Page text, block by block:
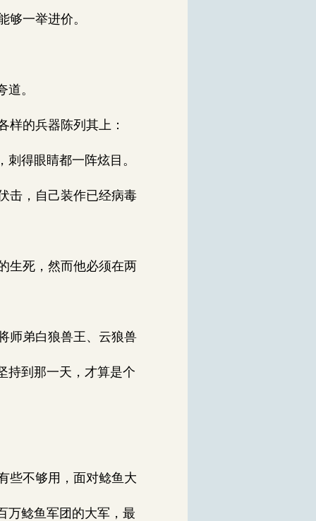
一举进价。
。
的兵器陈列其上：
得眼睛都一阵炫目。
击，自己装作已经病毒
生死，然而他必须在两
师弟白狼兽王、云狼兽
持到那一天，才算是个
些不够用，面对鲶鱼大
万鲶鱼军团的大军，最